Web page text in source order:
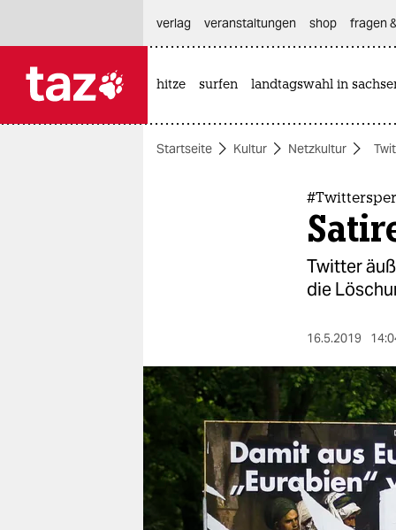
themen
berlin
nord
wahrheit
verlag
verlag
veranstaltungen shop fragen
hitze surfen landtagswahl in
Startseite Kultur Netzkultur
Twitter
die
16.5.2019